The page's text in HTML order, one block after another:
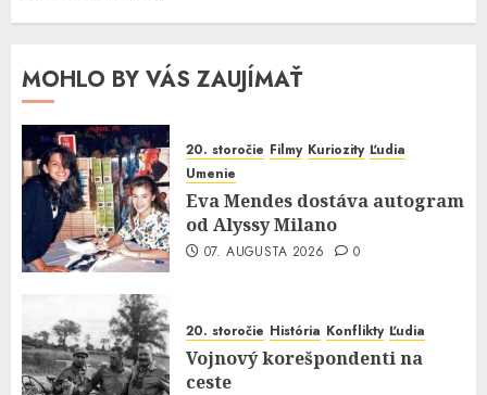
MOHLO BY VÁS ZAUJÍMAŤ
20. storočie Filmy Kuriozity Ľudia
Umenie
Eva Mendes dostáva autogram
od Alyssy Milano
07. AUGUSTA 2026 0
20. storočie História Konflikty Ľudia
Vojnový korešpondenti na
ceste